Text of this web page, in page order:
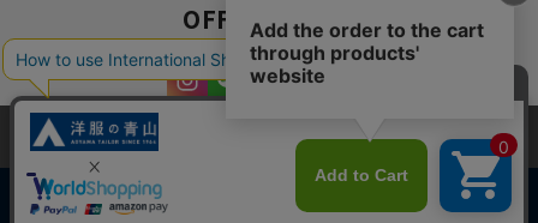
OFFICIAL SNS
当サイトでは、快適な閲覧体験とコンテンツ改善のためにCookieを使用
しています。閲覧を続けることで、Cookieの使用に同意したものとみな